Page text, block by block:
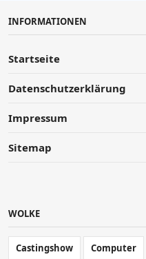
INFORMATIONEN
Startseite
Datenschutzerklärung
Impressum
Sitemap
WOLKE
Castingshow Computer